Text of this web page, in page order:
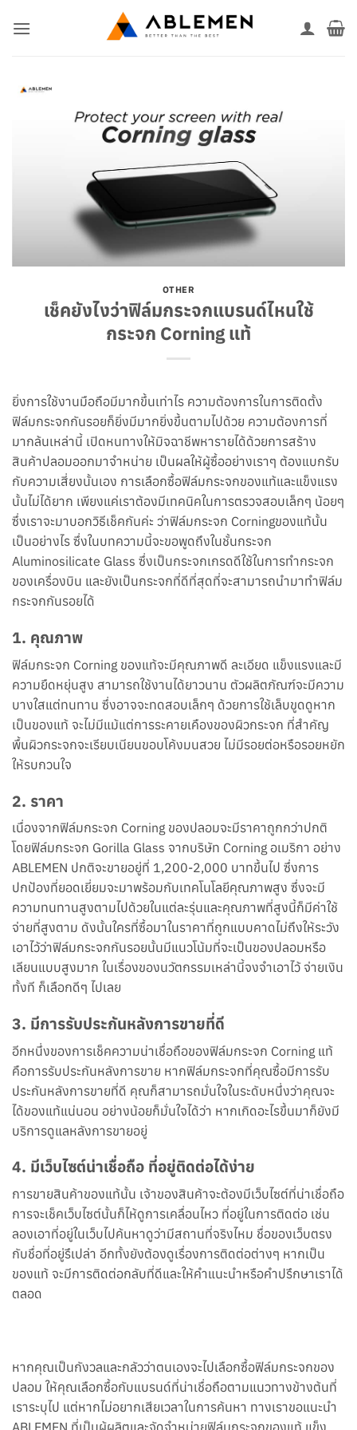
OTHER
เช็คยังไงว่าฟิล์มกระจกแบรนด์ไหนใช้
กระจก Corning แท้
ยิ่งการใช้งานมือถือมีมากขึ้นเท่าไร ความต้องการในการติดตั้ง
ฟิล์มกระจกกันรอยก็ยิ่งมีมากยิ่งขึ้นตามไปด้วย ความต้องการที่
มากล้นเหล่านี้ เปิดหนทางให้มิจฉาชีพหารายได้ด้วยการสร้าง
สินค้าปลอมออกมาจำหน่าย เป็นผลให้ผู้ซื้ออย่างเราๆ ต้องแบกรับ
กับความเสี่ยงนั้นเอง การเลือกซื้อฟิล์มกระจกของแท้และแข็งแรง
นั้นไม่ได้ยาก เพียงแค่เราต้องมีเทคนิคในการตรวจสอบเล็กๆ น้อยๆ
ซึ่งเราจะมาบอกวิธีเช็คกันค่ะ ว่าฟิล์มกระจก Corningของแท้นั้น
เป็นอย่างไร ซึ่งในบทความนี้จะขอพูดถึงในชั้นกระจก
Aluminosilicate Glass ซึ่งเป็นกระจกเกรดดีใช้ในการทำกระจก
ของเครื่องบิน และยังเป็นกระจกที่ดีที่สุดที่จะสามารถนำมาทำฟิล์ม
กระจกกันรอยได้
1. คุณภาพ
ฟิล์มกระจก Corning ของแท้จะมีคุณภาพดี ละเอียด แข็งแรงและมี
ความยืดหยุ่นสูง สามารถใช้งานได้ยาวนาน ตัวผลิตภัณฑ์จะมีความ
บางใสแต่ทนทาน ซึ่งอาจจะทดสอบเล็กๆ ด้วยการใช้เล็บขูดดูหาก
เป็นของแท้ จะไม่มีแม้แต่การระคายเคืองของผิวกระจก ที่สำคัญ
พื้นผิวกระจกจะเรียบเนียนขอบโค้งมนสวย ไม่มีรอยต่อหรือรอยหยัก
ให้รบกวนใจ
2. ราคา
เนื่องจากฟิล์มกระจก Corning ของปลอมจะมีราคาถูกกว่าปกติ
โดยฟิล์มกระจก Gorilla Glass จากบริษัท Corning อเมริกา อย่าง
ABLEMEN ปกติจะขายอยู่ที่ 1,200-2,000 บาทขึ้นไป ซึ่งการ
ปกป้องที่ยอดเยี่ยมจะมาพร้อมกับเทคโนโลยีคุณภาพสูง ซึ่งจะมี
ความทนทานสูงตามไปด้วยในแต่ละรุ่นและคุณภาพที่สูงนี้ก็มีค่าใช้
จ่ายที่สูงตาม ดังนั้นใครที่ซื้อมาในราคาที่ถูกแบบคาดไม่ถึงให้ระวัง
เอาไว้ว่าฟิล์มกระจกกันรอยนั้นมีแนวโน้มที่จะเป็นของปลอมหรือ
เลียนแบบสูงมาก ในเรื่องของนวัตกรรมเหล่านี้จงจำเอาไว้ จ่ายเงิน
ทั้งที ก็เลือกดีๆ ไปเลย
3. มีการรับประกันหลังการขายที่ดี
อีกหนึ่งของการเช็คความน่าเชื่อถือของฟิล์มกระจก Corning แท้
คือการรับประกันหลังการขาย หากฟิล์มกระจกที่คุณซื้อมีการรับ
ประกันหลังการขายที่ดี คุณก็สามารถมั่นใจในระดับหนึ่งว่าคุณจะ
ได้ของแท้แน่นอน อย่างน้อยก็มั่นใจได้ว่า หากเกิดอะไรขึ้นมาก็ยังมี
บริการดูแลหลังการขายอยู่
4. มีเว็บไซต์น่าเชื่อถือ ที่อยู่ติดต่อได้ง่าย
การขายสินค้าของแท้นั้น เจ้าของสินค้าจะต้องมีเว็บไซต์ที่น่าเชื่อถือ
การจะเช็คเว็บไซต์นั้นก็ไห้ดูการเคลื่อนไหว ที่อยู่ในการติดต่อ เช่น
ลองเอาที่อยู่ในเว็บไปค้นหาดูว่ามีสถานที่จริงไหม ชื่อของเว็บตรง
กับชื่อที่อยู่รึเปล่า อีกทั้งยังต้องดูเรื่องการติดต่อต่างๆ หากเป็น
ของแท้ จะมีการติดต่อกลับที่ดีและให้คำแนะนำหรือคำปรึกษาเราได้
ตลอด
หากคุณเป็นกังวลและกลัวว่าตนเองจะไปเลือกซื้อฟิล์มกระจกของ
ปลอม ให้คุณเลือกซื้อกับแบรนด์ที่น่าเชื่อถือตามแนวทางข้างต้นที่
เราระบุไป แต่หากไม่อยากเสียเวลาในการค้นหา ทางเราขอแนะนำ
ABLEMEN ที่เป็นผู้ผลิตและจัดจำหน่ายฟิล์มกระจกของแท้ แข็ง